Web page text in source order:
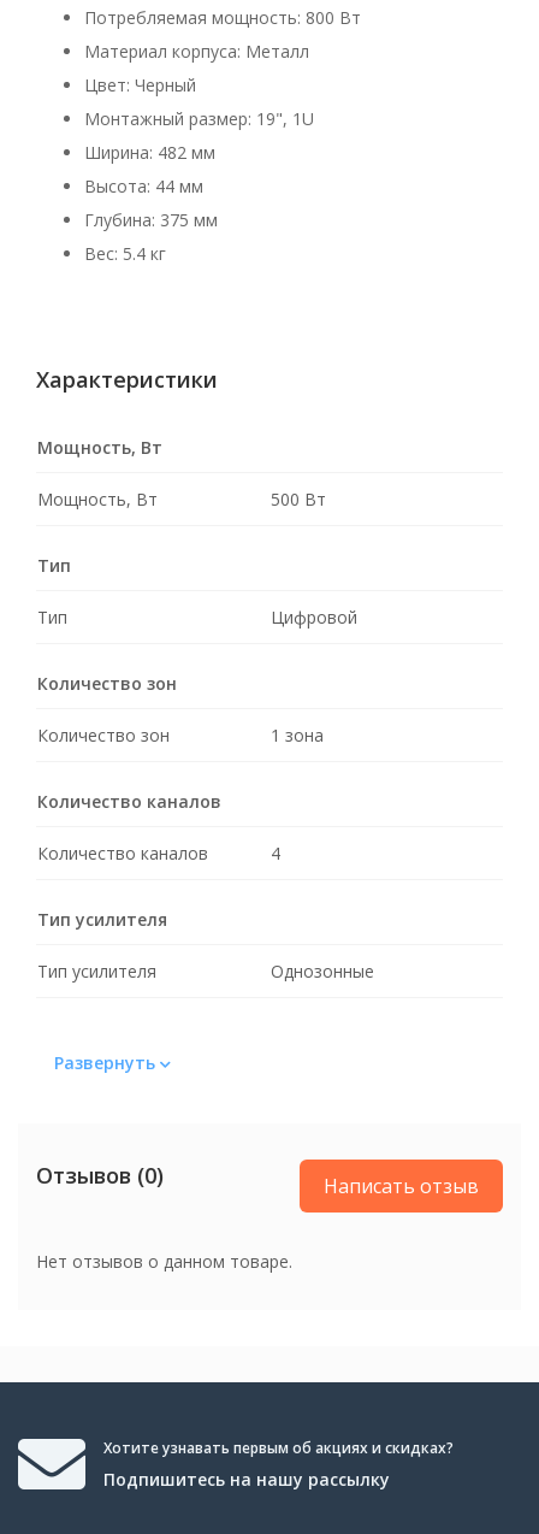
Потребляемая мощность: 800 Вт
Материал корпуса: Металл
Цвет: Черный
Монтажный размер: 19", 1U
Ширина: 482 мм
Высота: 44 мм
Глубина: 375 мм
Вес: 5.4 кг
Характеристики
Мощность, Вт
Мощность, Вт 500 Вт
Тип
Тип Цифровой
Количество зон
Количество зон 1 зона
Количество каналов
Количество каналов 4
Тип усилителя
Тип усилителя Однозонные
Регулируемые
Цвет
Вес 5.6 кг
Развернуть
Отзывов (0) Написать отзыв
Нет отзывов о данном товаре.
Хотите узнавать первым об акциях и скидках?
Подпишитесь на нашу рассылку